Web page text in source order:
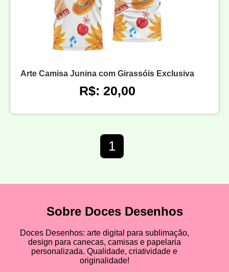
Arte Camisa Junina com Girassóis Exclusiva
R$: 20,00
1
Sobre Doces Desenhos
Doces Desenhos: arte digital para sublimação,
design para canecas, camisas e papelaria
personalizada. Qualidade, criatividade e
originalidade!